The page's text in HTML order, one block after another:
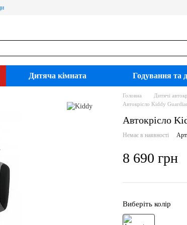
Дитяча кімната Годування та
Головна Дитячі
Автокрісло Kiddy
Автокрісло
Немає в наявності
8 690 грн
Виберіть колір